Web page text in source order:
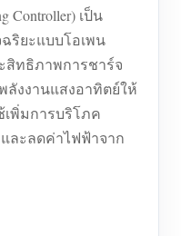
Controller) เป็น
ริยะแบบโอเพน
สิทธิภาพการชาร์จ
ลังงานแสงอาทิตย์ให้
เพิ่มการบริโภค
ละลดค่าไฟฟ้าจาก